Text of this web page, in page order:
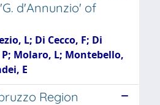
d'Annunzio' of
L; Di Cecco, F; Di
Molaro, L; Montebello,
E
Region